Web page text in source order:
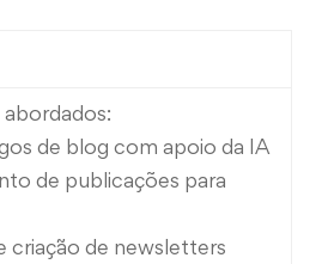
de blog com apoio da IA
de publicações para
criação de newsletters